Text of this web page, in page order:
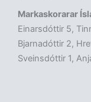
Markaskorarar
Einarsdóttir 5,
Bjarnadóttir 2,
Sveinsdóttir 1,